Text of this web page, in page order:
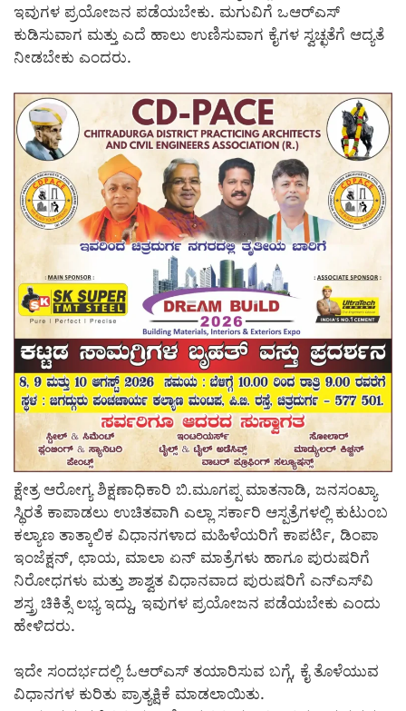
ಇವುಗಳ ಪ್ರಯೋಜನ ಪಡೆಯಬೇಕು. ಮಗುವಿಗೆ ಒಆರ್‍ಎಸ್
ಕುಡಿಸುವಾಗ ಮತ್ತು ಎದೆ ಹಾಲು ಉಣಿಸುವಾಗ ಕೈಗಳ ಸ್ವಚ್ಛತೆಗೆ ಆದ್ಯತೆ
ನೀಡಬೇಕು ಎಂದರು.
ಕ್ಷೇತ್ರ ಆರೋಗ್ಯ ಶಿಕ್ಷಣಾಧಿಕಾರಿ ಬಿ.ಮೂಗಪ್ಪ ಮಾತನಾಡಿ, ಜನಸಂಖ್ಯಾ
ಸ್ಥಿರತೆ ಕಾಪಾಡಲು ಉಚಿತವಾಗಿ ಎಲ್ಲಾ ಸರ್ಕಾರಿ ಆಸ್ಪತ್ರೆಗಳಲ್ಲಿ ಕುಟುಂಬ
ಕಲ್ಯಾಣ ತಾತ್ಕಾಲಿಕ ವಿಧಾನಗಳಾದ ಮಹಿಳೆಯರಿಗೆ ಕಾಪರ್ಟಿ, ಡಿಂಪಾ
ಇಂಜೆಕ್ಷನ್, ಛಾಯ, ಮಾಲಾ ಏನ್ ಮಾತ್ರೆಗಳು ಹಾಗೂ ಪುರುಷರಿಗೆ
ನಿರೋಧಗಳು ಮತ್ತು ಶಾಶ್ವತ ವಿಧಾನವಾದ ಪುರುಷರಿಗೆ ಎನ್‍ಎಸ್‍ವಿ
ಶಸ್ತ್ರ ಚಿಕಿತ್ಸೆ ಲಭ್ಯ ಇದ್ದು, ಇವುಗಳ ಪ್ರಯೋಜನ ಪಡೆಯಬೇಕು ಎಂದು
ಹೇಳಿದರು.
ಇದೇ ಸಂದರ್ಭದಲ್ಲಿ ಓಆರ್‍ಎಸ್ ತಯಾರಿಸುವ ಬಗ್ಗೆ, ಕೈ ತೊಳೆಯುವ
ವಿಧಾನಗಳ ಕುರಿತು ಪ್ರಾತ್ಯಕ್ಷಿಕೆ ಮಾಡಲಾಯಿತು.